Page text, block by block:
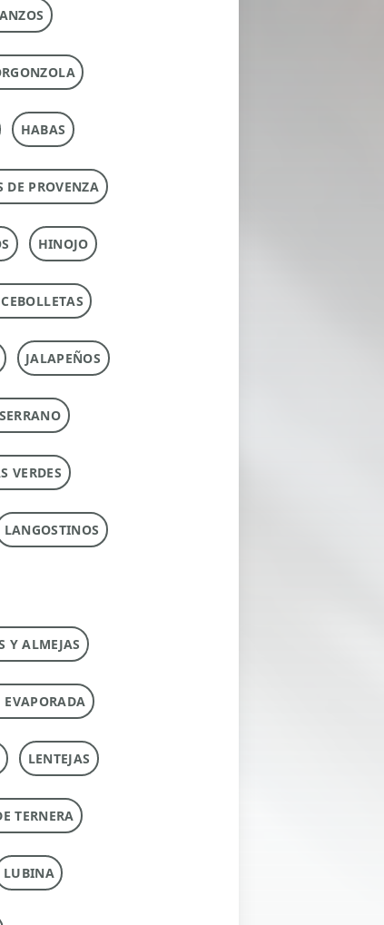
HABAS
DE PROVENZA
HINOJO
JALAPEÑOS
VERDES
LANGOSTINOS
Y ALMEJAS
EVAPORADA
LENTEJAS
TERNERA
LUBINA